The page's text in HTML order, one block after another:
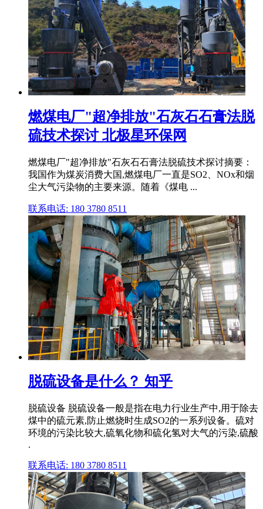
燃煤电厂"超净排放"石灰石石膏法脱
硫技术探讨 北极星环保网
燃煤电厂"超净排放"石灰石石膏法脱硫技术探讨摘要：
我国作为煤炭消费大国,燃煤电厂一直是SO2、NOx和烟
尘大气污染物的主要来源。随着《煤电 ...
联系电话: 180 3780 8511
脱硫设备是什么？ 知乎
脱硫设备 脱硫设备一般是指在电力行业生产中,用于除去
煤中的硫元素,防止燃烧时生成SO2的一系列设备。硫对
环境的污染比较大,硫氧化物和硫化氢对大气的污染,硫酸
.
联系电话: 180 3780 8511